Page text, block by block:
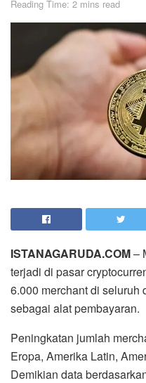
Reading Time: 2 mins read
ISTANAGARUDA.COM–
terjadi di pasar
6.000 merchant di seluruh
sebagai alat pembayaran.
Peningkatan jumlah
Eropa, Amerika Latin,
Demikian data